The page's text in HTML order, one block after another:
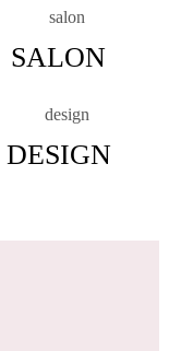
SALON
DESIGN